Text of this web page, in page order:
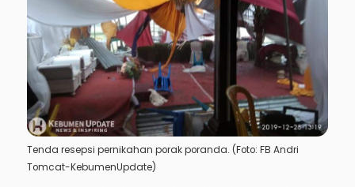
Tenda resepsi pernikahan porak poranda. (Foto: FB Andri
Tomcat-KebumenUpdate)